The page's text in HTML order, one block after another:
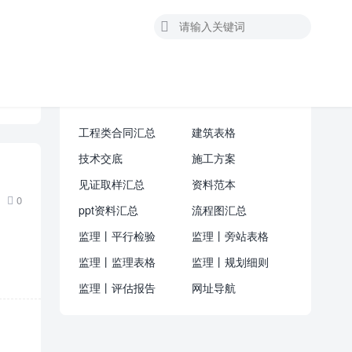

 0
工程类合同汇总
建筑表格
技术交底
施工方案
见证取样汇总
资料范本
ppt资料汇总
流程图汇总
监理丨平行检验
监理丨旁站表格
监理丨监理表格
监理丨规划细则
监理丨评估报告
网址导航